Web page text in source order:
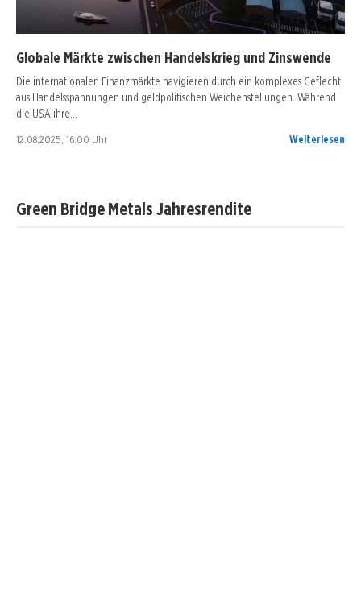
Globale Märkte zwischen Handelskrieg und Zinswende
Die internationalen Finanzmärkte navigieren durch ein komplexes Geflecht
aus Handelsspannungen und geldpolitischen Weichenstellungen. Während
die USA ihre…
12.08.2025, 16:00 Uhr Weiterlesen
Green Bridge Metals Jahresrendite